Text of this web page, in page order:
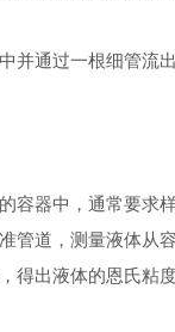
并通过一根细管
容器中，通常要求
管道，测量液体从
得出液体的恩氏粘